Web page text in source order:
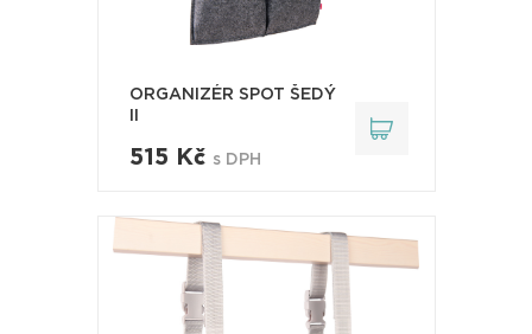
ORGANIZÉR SPOT ŠEDÝ
515 Kč s DPH